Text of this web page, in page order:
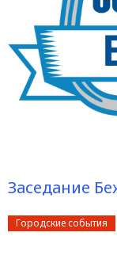
Заседание
Городские события